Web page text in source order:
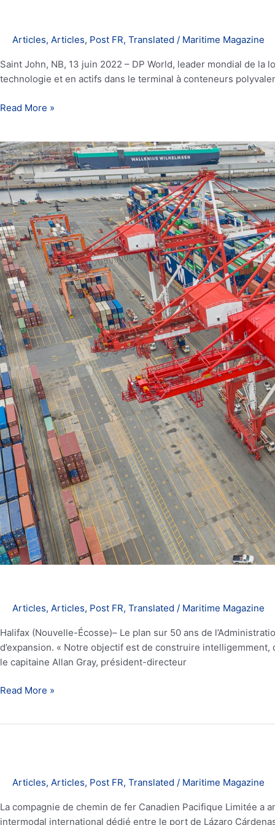
Articles, Articles, Post FR, Translated / Maritime Magazine
Saint John, NB, 13 juin 2022 – DP World, leader mondial de
technologie et en actifs dans le terminal à conteneurs
Read More »
Articles, Articles, Post FR, Translated / Maritime Magazine
Halifax (Nouvelle-Écosse)– Le plan sur 50 ans de
d’expansion. « Notre objectif est de construire
le capitaine Allan Gray, président-directeur
Le
port
d’Halifax
vise
1,6
million
d’EVP
d’ici
2070
Read More »
Articles, Articles, Post FR, Translated / Maritime Magazine
La compagnie de chemin de fer Canadien Pacifique Limitée a
intermodal international dédié entre le port de Lázaro
premier
train
intermodal